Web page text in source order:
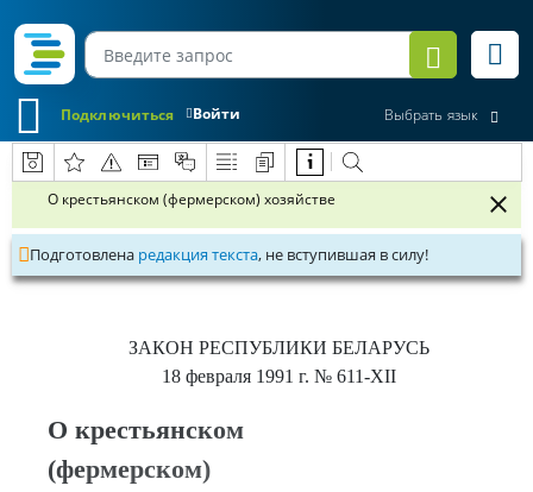
Войти
Подключиться Выбрать язык
О крестьянском (фермерском) хозяйстве
Подготовлена редакция текста, не вступившая в силу!
ЗАКОН РЕСПУБЛИКИ БЕЛАРУСЬ
18 февраля 1991 г. № 611-XІІ
О крестьянском
(фермерском)